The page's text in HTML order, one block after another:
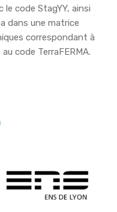
code StagYY, ainsi
dans une matrice
correspondant à
code TerraFERMA.